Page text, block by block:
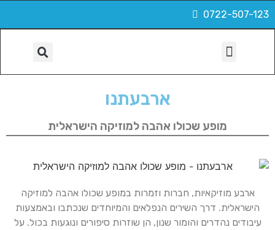
0722-507-123
ארבעתנו
מופע שכולו אהבה למוזיקה הישראלית
ארבע מוזיקאיות, חברות וזמרות במופע שכולו אהבה למוזיקה
הישראלית. דרך השירים הנפלאים והמיוחדים שנכתבו ובאמצעות
עיבודים נהדרים והומור שנון, הן שוזרות סיפורים ונוגעות בכול. על